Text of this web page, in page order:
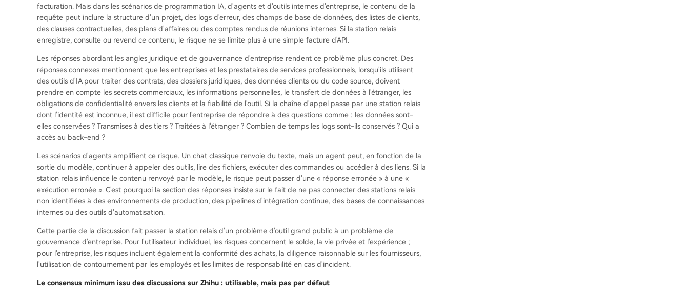
facturation. Mais dans les scénarios de programmation IA, d'agents et d'outils internes d'entreprise, le contenu de la
requête peut inclure la structure d'un projet, des logs d'erreur, des champs de base de données, des listes de clients,
des clauses contractuelles, des plans d'affaires ou des comptes rendus de réunions internes. Si la station relais
enregistre, consulte ou revend ce contenu, le risque ne se limite plus à une simple facture d'API.
Les réponses abordant les angles juridique et de gouvernance d'entreprise rendent ce problème plus concret. Des
réponses connexes mentionnent que les entreprises et les prestataires de services professionnels, lorsqu'ils utilisent
des outils d'IA pour traiter des contrats, des dossiers juridiques, des données clients ou du code source, doivent
prendre en compte les secrets commerciaux, les informations personnelles, le transfert de données à l'étranger, les
obligations de confidentialité envers les clients et la fiabilité de l'outil. Si la chaîne d'appel passe par une station relais
dont l'identité est inconnue, il est difficile pour l'entreprise de répondre à des questions comme : les données sont-
elles conservées ? Transmises à des tiers ? Traitées à l'étranger ? Combien de temps les logs sont-ils conservés ? Qui a
accès au back-end ?
Les scénarios d'agents amplifient ce risque. Un chat classique renvoie du texte, mais un agent peut, en fonction de la
sortie du modèle, continuer à appeler des outils, lire des fichiers, exécuter des commandes ou accéder à des liens. Si la
station relais influence le contenu renvoyé par le modèle, le risque peut passer d'une « réponse erronée » à une «
exécution erronée ». C'est pourquoi la section des réponses insiste sur le fait de ne pas connecter des stations relais
non identifiées à des environnements de production, des pipelines d'intégration continue, des bases de connaissances
internes ou des outils d'automatisation.
Cette partie de la discussion fait passer la station relais d'un problème d'outil grand public à un problème de
gouvernance d'entreprise. Pour l'utilisateur individuel, les risques concernent le solde, la vie privée et l'expérience ;
pour l'entreprise, les risques incluent également la conformité des achats, la diligence raisonnable sur les fournisseurs,
l'utilisation de contournement par les employés et les limites de responsabilité en cas d'incident.
Le consensus minimum issu des discussions sur Zhihu : utilisable, mais pas par défaut